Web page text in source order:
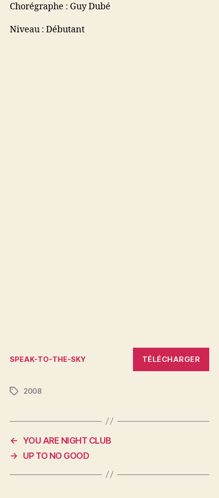
Chorégraphe : Guy Dubé
Niveau : Débutant
SPEAK-TO-THE-SKY TÉLÉCHARGER
Étiquettes
2008
← YOU ARE NIGHT CLUB
→
UP TO NO GOOD